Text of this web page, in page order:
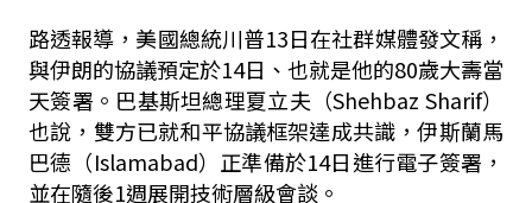
路透報導，美國總統川普13日在社群媒體發文稱，
與伊朗的協議預定於14日、也就是他的80歲大壽當
天簽署。巴基斯坦總理夏立夫（Shehbaz Sharif）
也說，雙方已就和平協議框架達成共識，伊斯蘭馬
巴德（Islamabad）正準備於14日進行電子簽署，
並在隨後1週展開技術層級會談。